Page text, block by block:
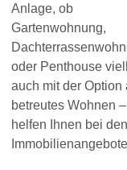
Anlage, ob
Gartenwohnung,
oder Penthouse
auch mit der Option
betreutes Wohnen
helfen Ihnen bei den